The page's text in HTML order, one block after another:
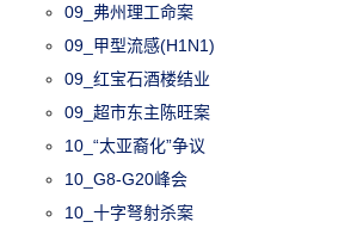
09_弗州理工命案
09_甲型流感(H1N1)
09_红宝石酒楼结业
09_超市东主陈旺案
10_“太亚裔化”争议
10_G8-G20峰会
10_十字弩射杀案